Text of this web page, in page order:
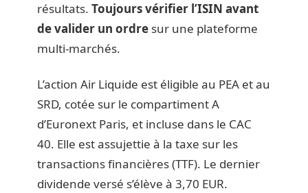
résultats. Toujours vérifier l’ISIN avant
de valider un ordre sur une plateforme
multi-marchés.
L’action Air Liquide est éligible au PEA et au
SRD, cotée sur le compartiment A
d’Euronext Paris, et incluse dans le CAC
40. Elle est assujettie à la taxe sur les
transactions financières (TTF). Le dernier
dividende versé s’élève à 3,70 EUR.